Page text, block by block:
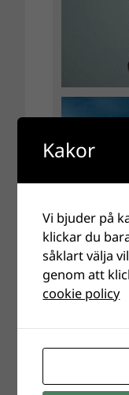
Kakor
Vi bjuder på
klickar du
såklart välja
genom att
cookie policy